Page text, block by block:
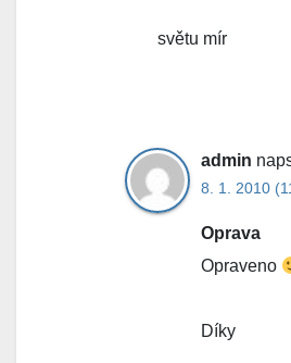
světu mír
admin
8. 1. 2010
Oprava
Opraveno
Díky